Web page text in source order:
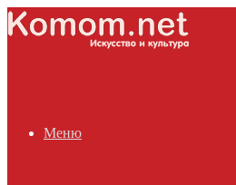
Меню